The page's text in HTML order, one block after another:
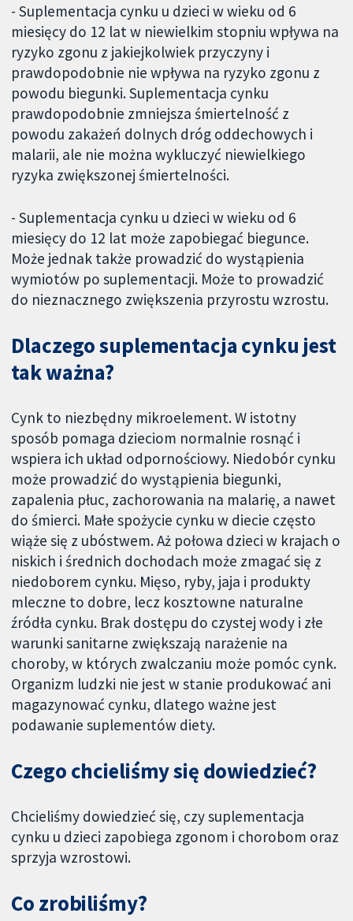
- Suplementacja cynku u dzieci w wieku od 6
miesięcy do 12 lat w niewielkim stopniu wpływa na
ryzyko zgonu z jakiejkolwiek przyczyny i
prawdopodobnie nie wpływa na ryzyko zgonu z
powodu biegunki. Suplementacja cynku
prawdopodobnie zmniejsza śmiertelność z
powodu zakażeń dolnych dróg oddechowych i
malarii, ale nie można wykluczyć niewielkiego
ryzyka zwiększonej śmiertelności.
- Suplementacja cynku u dzieci w wieku od 6
miesięcy do 12 lat może zapobiegać biegunce.
Może jednak także prowadzić do wystąpienia
wymiotów po suplementacji. Może to prowadzić
do nieznacznego zwiększenia przyrostu wzrostu.
Dlaczego suplementacja cynku jest
tak ważna?
Cynk to niezbędny mikroelement. W istotny
sposób pomaga dzieciom normalnie rosnąć i
wspiera ich układ odpornościowy. Niedobór cynku
może prowadzić do wystąpienia biegunki,
zapalenia płuc, zachorowania na malarię, a nawet
do śmierci. Małe spożycie cynku w diecie często
wiąże się z ubóstwem. Aż połowa dzieci w krajach o
niskich i średnich dochodach może zmagać się z
niedoborem cynku. Mięso, ryby, jaja i produkty
mleczne to dobre, lecz kosztowne naturalne
źródła cynku. Brak dostępu do czystej wody i złe
warunki sanitarne zwiększają narażenie na
choroby, w których zwalczaniu może pomóc cynk.
Organizm ludzki nie jest w stanie produkować ani
magazynować cynku, dlatego ważne jest
podawanie suplementów diety.
Czego chcieliśmy się dowiedzieć?
Chcieliśmy dowiedzieć się, czy suplementacja
cynku u dzieci zapobiega zgonom i chorobom oraz
sprzyja wzrostowi.
Co zrobiliśmy?